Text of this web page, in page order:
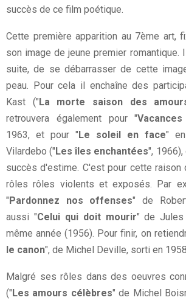
succès de ce film poétique.
Cette première apparition au 7ème art,
son image de jeune premier romantique.
suite, de se débarrasser de cette
peau. Pour cela il enchaîne des
Kast (" La morte saison des
retrouvera également pour "
1963, et pour " Le soleil en face"
Vilardebo (" Les îles enchantées",
succès d'estime. C'est pour cette raison
rôles rôles violents et exposés. Par
" Pardonnez nos offenses" de
aussi "Celui qui doit mourir" de Jules
même année (1956). Pour finir, on
le canon", de Michel Deville, sorti en
Malgré ses rôles dans des oeuvres
(" Les amours célèbres" de Michel